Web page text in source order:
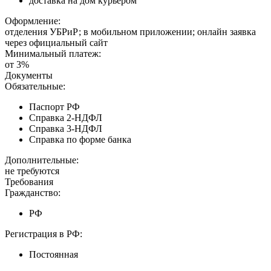
Оформление:
отделения УБРиР; в мобильном приложении; онлайн заявка
через официальный сайт
Минимальный платеж:
от 3%
Документы
Обязательные:
Паспорт РФ
Справка 2-НДФЛ
Справка 3-НДФЛ
Справка по форме банка
Дополнительные:
не требуются
Требования
Гражданство:
РФ
Регистрация в РФ:
Постоянная